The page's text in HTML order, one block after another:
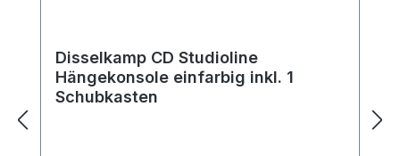
Disselkamp CD Studioline
Hängekonsole einfarbig inkl. 1
Schubkasten